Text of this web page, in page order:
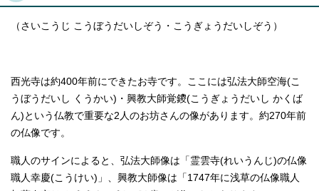
（さいこうじ こうぼうだいしぞう・こうぎょうだいしぞう）
西光寺は約400年前にできたお寺です。ここには弘法大師空海(こ
うぼうだいし くうかい)・興教大師覚鑁(こうぎょうだいし かくば
ん)という仏教で重要な2人のお坊さんの像があります。約270年前
の仏像です。
職人のサインによると、弘法大師像は「霊雲寺(れいうんじ)の仏像
職人幸慶(こうけい)」、興教大師像は「1747年に浅草の仏像職人